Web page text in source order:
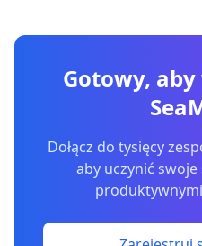
Gotowy,
Dołącz do tysięcy
aby uczynić